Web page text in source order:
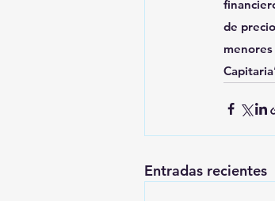
de
Entradas recientes